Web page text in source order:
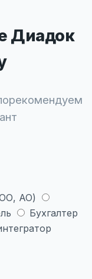
Диадок
АО)
Бухгалтер